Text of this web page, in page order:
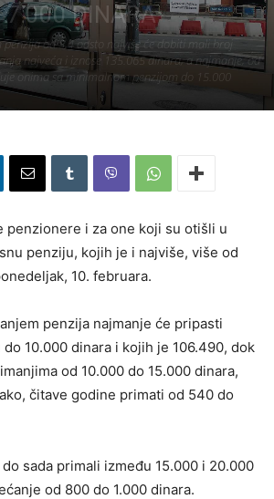
DINARA
od 5,4 odsto najviše će dobiti mali broj
najveća i iznose 135.065 dinara, a najmanje, od
onima sa minimalnom penzijom do 15.000
penzionere i za one koji su otišli u
penziju, kojih je i najviše, više od
10. februara.
penzija najmanje će pripasti
10.000 dinara i kojih je 106.490, dok
od 10.000 do 15.000 dinara,
čitave godine primati od 540 do
sada primali između 15.000 i 20.000
od 800 do 1.000 dinara.